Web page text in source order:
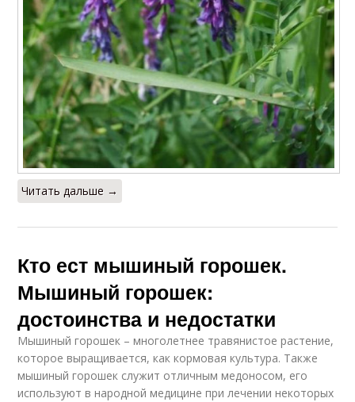
Читать дальше →
Кто ест мышиный горошек.
Мышиный горошек:
достоинства и недостатки
Мышиный горошек – многолетнее травянистое растение,
которое выращивается, как кормовая культура. Также
мышиный горошек служит отличным медоносом, его
используют в народной медицине при лечении некоторых